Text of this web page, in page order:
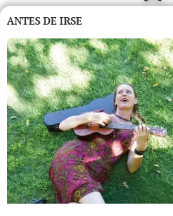
ANTES DE IRSE